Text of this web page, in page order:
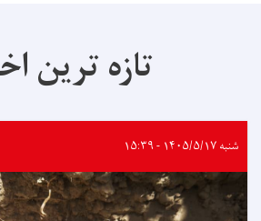
تازه ترین
شنبه ۱۴۰۵/۵/۱۷ - ۱۵:۳۹